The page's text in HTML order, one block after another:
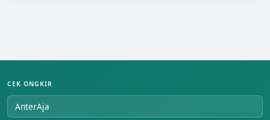
CEK ONGKIR
AnterAja